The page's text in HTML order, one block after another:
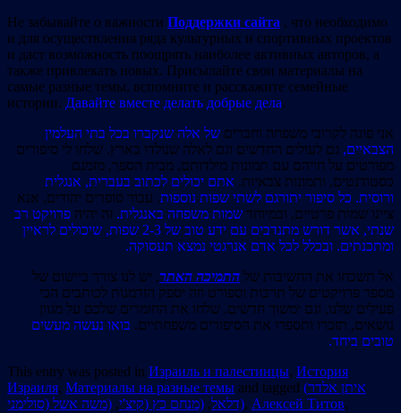
Не забывайте о важности Поддержки сайта , что необходимо
и для осуществления ряда культурных и спортивных проектов
и даст возможность поощрять наиболее активных авторов, а
также привлекать новых. Присылайте свои материалы на
самые разные темы, вспомните и расскажите семейные
истории. Давайте вместе делать добрые дела.
אני פונה לקרובי משפחה וחברים של אלה שנקברו בכל בתי העלמין
הצבאיים, גם לעולים החדשים וגם לאלה שנולדו בארץ. שלחו לי סיפורים
מפורטים על חייהם עם תמונות מילדותם, מבית הספר, מזמנם
כסטודנטים, ותמונות צבאיות. אתם יכולים לכתוב בעברית, אנגלית
ורוסית. כל סיפור יתורגם לשתי שפות נוספות. עבור סופרים יהודים, אנא
ציינו שמות פרטיים, ובמיוחד שמות משפחה באנגלית. זה יהיה פרויקט רב
שנתי, אשר דורש מתנדבים עם ידע טוב של 2-3 שפות, שיכולים לראיין
ומתכנתים. ובכלל לכל אדם אנרגטי נמצא תעסוקה.
אל תשכחו את החשיבות של התמיכה האתר, יש לנו צורך ביישום של
מספר פרויקטים של תרבות וספורט וזה יספק הזדמנות לכותבים הכי
פעילים שלנו, וגם ימשוך חדשים. שלחו את החומרים שלכם על מגוון
נושאים, תזכרו ותספרו את הסיפורים משפחתיים. בואו נעשה מעשים
טובים ביחד.
This entry was posted in Израиль и палестинцы, История
Израиля, Материалы на разные темы and tagged (איתן אלדר
(דלאל, (מנחם כץ (קיצ'י, (משה אשל (סולימני , Алексей Титов,